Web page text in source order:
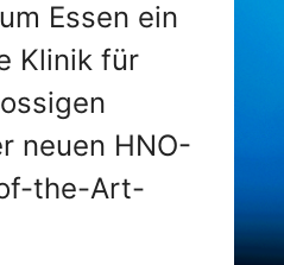
Essen ein
Klinik für
neuen HNO-
the-Art-